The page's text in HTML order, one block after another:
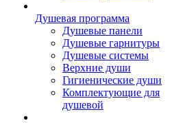
Душевая программа
Душевые панели
Душевые гарнитуры
Душевые системы
Верхние души
Гигиенические души
Комплектующие для
душевой